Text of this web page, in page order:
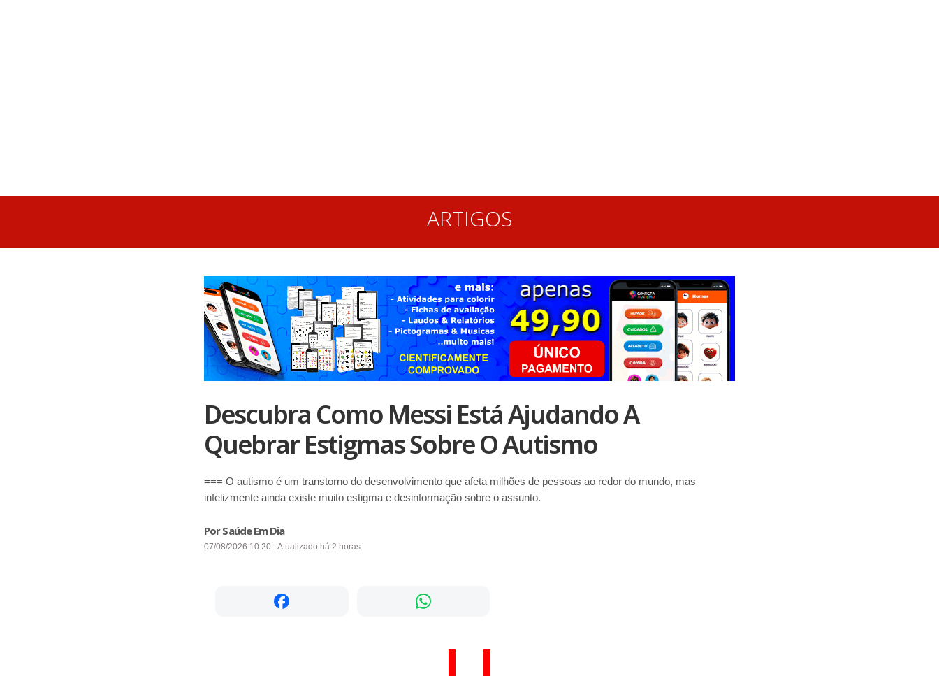
ARTIGOS
Descubra Como Messi Está Ajudando A
Quebrar Estigmas Sobre O Autismo
=== O autismo é um transtorno do desenvolvimento que afeta milhões de pessoas ao redor do mundo, mas
infelizmente ainda existe muito estigma e desinformação sobre o assunto.
Por Saúde Em Dia
07/08/2026 10:20 - Atualizado há 2 horas